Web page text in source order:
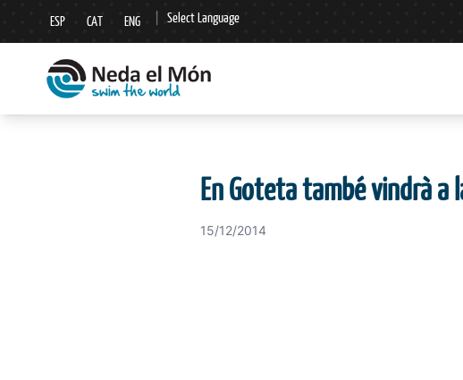
ESP CAT ENG Select Language
▼
En Goteta també vindrà a
15/12/2014